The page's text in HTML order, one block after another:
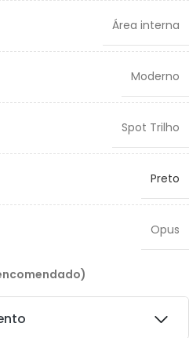
Área interna
Moderno
Spot Trilho
Preto
Opus